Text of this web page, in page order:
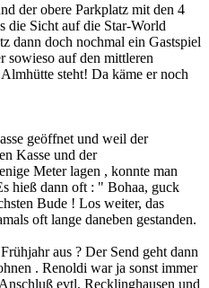
der obere Parkplatz mit den 4
die Sicht auf die Star-World
dann doch nochmal ein Gastspiel
sowieso auf den mittleren
steht! Da käme er noch
geöffnet und weil der
Kasse und der
Meter lagen , konnte man
hieß dann oft : " Bohaa, guck
Bude ! Los weiter, das
oft lange daneben gestanden.
aus ? Der Send geht dann
. Renoldi war ja sonst immer
evtl. Recklinghausen und